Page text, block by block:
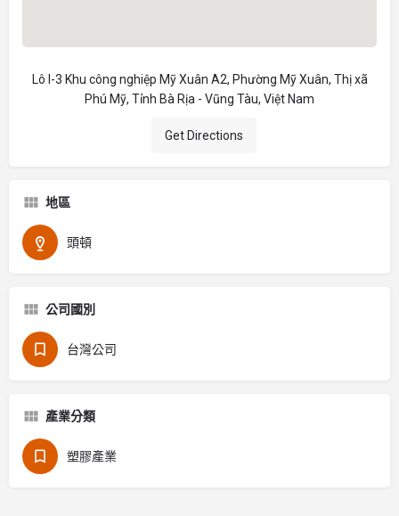
Lô I-3 Khu công nghiệp Mỹ Xuân A2, Phường Mỹ Xuân, Thị xã
Phú Mỹ, Tỉnh Bà Rịa - Vũng Tàu, Việt Nam
Get Directions
地區
頭頓
公司國別
台灣公司
產業分類
塑膠產業